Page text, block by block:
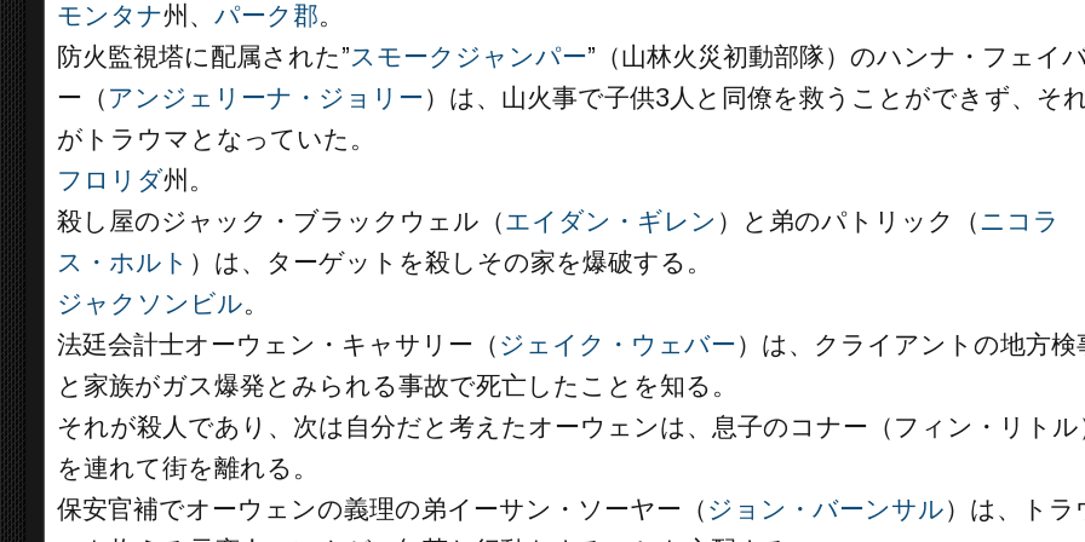
モンタナ州、 パーク郡。
防火監視塔に配属された”スモークジャンパー”（山林火災初動部隊）のハンナ・フェイ
ー（ アンジェリーナ・ジョリー）は、山火事で子供3人と同僚を救うことができず、そ
がトラウマとなっていた。
フロリダ州。
殺し屋のジャック・ブラックウェル（エイダン・ギレン ）と弟のパトリック（ニコラ
ス・ホルト ）は、ターゲットを殺しその家を爆破する。
ジャクソンビル。
法廷会計士オーウェン・キャサリー（ ジェイク・ウェバー）は、クライアントの地方検
と家族がガス爆発とみられる事故で死亡したことを知る。
それが殺人であり、次は自分だと考えたオーウェンは、息子のコナー（フィン・リトル
を連れて街を離れる。
保安官補でオーウェンの義理の弟イーサン・ソーヤー（ ジョン・バーンサル）は、トラ